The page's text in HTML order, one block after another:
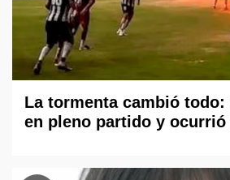
La tormenta cambió todo:
en pleno partido y ocurrió